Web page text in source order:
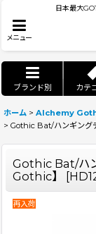
日本最大
メニュー
ブランド別 カテ
ホーム > Alchemy
> Gothic Bat/ハンギング
Gothic Bat/ハ
Gothic】
[